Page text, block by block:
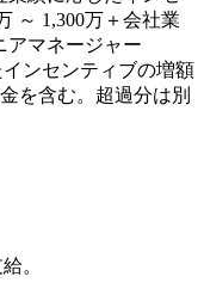
～ 1,300万＋会社業
アマネージャー
インセンティブの増額
を含む。超過分は別
。